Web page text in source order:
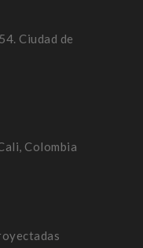
Ciudad de
Colombia